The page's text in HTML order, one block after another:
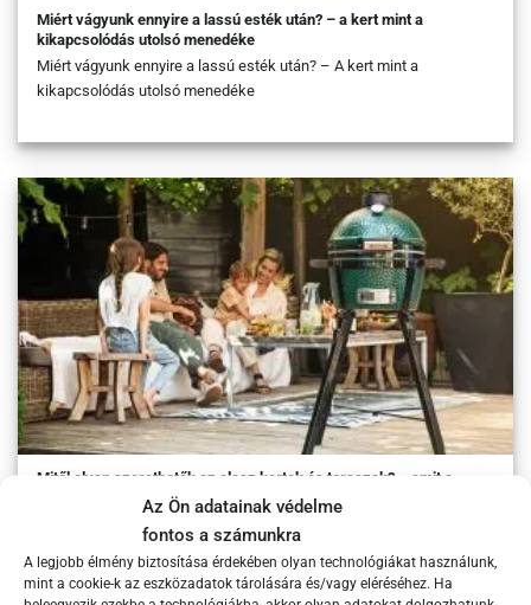
Az Ön adatainak védelme
fontos a számunkra
A legjobb élmény biztosítása érdekében olyan technológiákat használunk,
mint a cookie-k az eszközadatok tárolására és/vagy eléréséhez. Ha
Miért vágyunk ennyire a lassú esték után? – a kert mint a
kikapcsolódás utolsó menedéke
Miért vágyunk ennyire a lassú esték után? – A kert mint a
kikapcsolódás utolsó menedéke
Mitől olyan szerethetők az olasz kertek és teraszok? – amit a
mediterrán életérzésből hazahozhatunk
Mitől olyan szerethetők az olasz kertek és teraszok? – Amit a